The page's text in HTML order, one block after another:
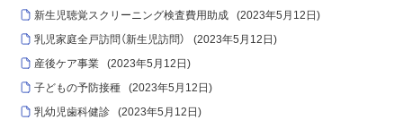
新生児聴覚スクリーニング検査費用助成
(2023年5月12日 )
乳児家庭全戸訪問（新生児訪問）
(2023年5月12日 )
産後ケア事業
(2023年5月12日 )
子どもの予防接種
(2023年5月12日 )
乳幼児歯科健診
(2023年5月12日 )